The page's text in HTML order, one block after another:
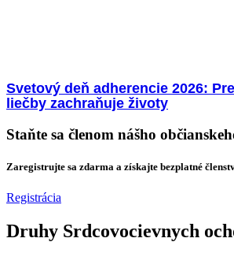
Svetový deň adherencie 2026:
liečby zachraňuje životy
Staňte sa členom nášho
Zaregistrujte sa zdarma a získajte bezplatné
Registrácia
Druhy Srdcovocievnych